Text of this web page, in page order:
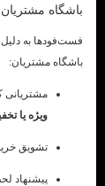
باشگاه
فست‌فودها به
باشگاه مشتریان:
مشتریانی
ویژه یا
تشویق
پیشنهاد